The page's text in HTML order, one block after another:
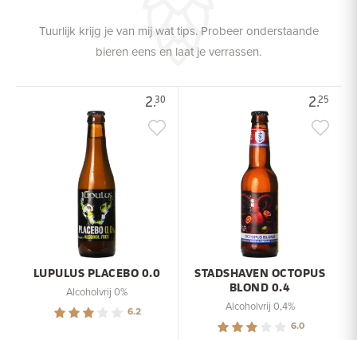
Tuurlijk krijg je van mij wat tips. Probeer onderstaande
bieren eens en laat je verrassen.
2.30
LUPULUS PLACEBO 0.0
Alcoholvrij 0%
6.2
2.25
STADSHAVEN OCTOPUS
BLOND 0.4
Alcoholvrij 0,4%
6.0